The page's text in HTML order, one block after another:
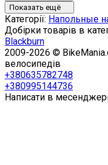
Показать ещё
Категорії: Напольные
Добірки товарів в
Blackburn
2009-2026 ©
велосипедів
+380635782748
+380995144736
Написати в